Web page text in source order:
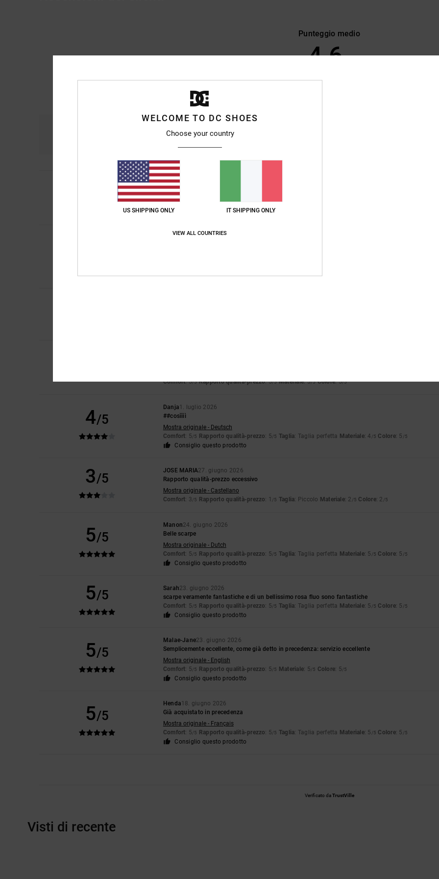
Punteggio medio
4.6
Stephanie
Scarpe da ginnastica alla moda
Mostra originale - English
Comfort
Rapporto qualità-prezzo: 4/5
Consiglio questo prodotto
Comfort: 5/5 Rapporto qualità-prezzo: 5/5 Materiale: 5/5 Colore: 5/5
4/5
Danja1. luglio 2026
##cosìììì
Mostra originale - Deutsch
Comfort: 5/5 Rapporto qualità-prezzo: 5/5 Taglia: Taglia perfetta Materiale: 4 /5 Colore: 5 /5
Consiglio questo prodotto
3/5
JOSE MARIA27. giugno 2026
Rapporto qualità-prezzo eccessivo
Mostra originale - Castellano
Comfort: 3/5 Rapporto qualità-prezzo: 1 /5 Taglia: Piccolo Materiale: 2 /5 Colore: 2 /5
5/5
Manon24. giugno 2026
Belle scarpe
Mostra originale - Dutch
Comfort: 5/5 Rapporto qualità-prezzo: 5/5 Taglia: Taglia perfetta Materiale: 5 /5 Colore: 5 /5
Consiglio questo prodotto
5/5 Sarah23. giugno 2026
scarpe veramente fantastiche e di un bellissimo rosa fluo sono fantastiche
Comfort: 5/5 Rapporto qualità-prezzo: 5/5 Taglia: Taglia perfetta Materiale: 5 /5 Colore: 5 /5
Consiglio questo prodotto
5/5
Malae-Jane23. giugno 2026
Semplicemente eccellente, come già detto in precedenza: servizio eccellente
Mostra originale - English
Comfort: 5/5 Rapporto qualità-prezzo: 5/5 Materiale: 5/5 Colore: 5/5
Consiglio questo prodotto
5/5
Henda18. giugno 2026
Già acquistato in precedenza
Mostra originale - Français
Comfort: 5/5 Rapporto qualità-prezzo: 5/5 Taglia: Taglia perfetta Materiale: 5 /5 Colore: 5 /5
Consiglio questo prodotto
Verificato daTrustVille
Visti di recente
WELCOME TO DC SHOES
Choose your country
US SHIPPING ONLY IT SHIPPING ONLY
VIEW ALL COUNTRIES